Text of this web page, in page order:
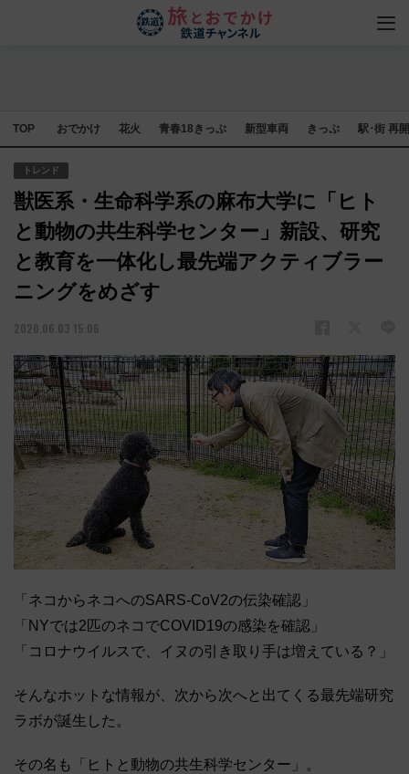
TOP おでかけ 花火 青春18きっぷ 新型車両 きっぷ 駅･街 再
トレンド
獣医系・生命科学系の麻布大学に「ヒト
と動物の共生科学センター」新設、研究
と教育を一体化し最先端アクティブラー
ニングをめざす
2020.06.03 15:06
「ネコからネコへのSARS-CoV2の伝染確認」
「NYでは2匹のネコでCOVID19の感染を確認」
「コロナウイルスで、イヌの引き取り手は増えている？」
そんなホットな情報が、次から次へと出てくる最先端研究
ラボが誕生した。
その名も「ヒトと動物の共生科学センター」。